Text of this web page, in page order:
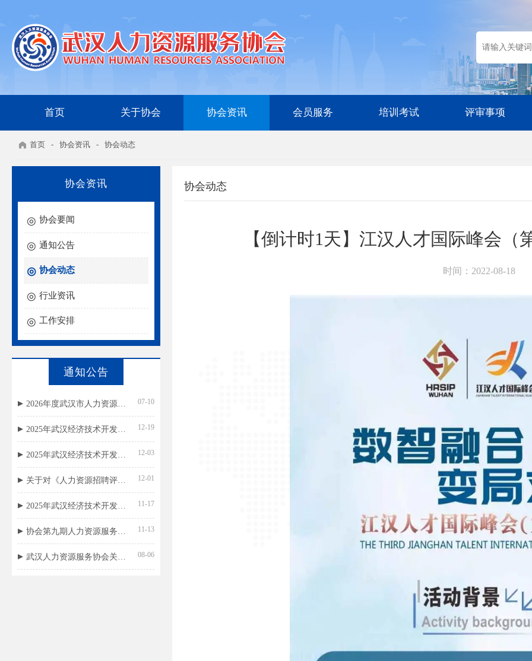
首页 关于协会 协会资讯 会员服务 培训考试 评审事项
首页 - 协会资讯 - 协会动态
协会资讯
协会要闻
通知公告
协会动态
行业资讯
工作安排
通知公告
2026年度武汉市人力资源外包服务等级评价结果公示 07-10
2025年武汉经济技术开发区（汉南区）民政局残疾人就业援助岗位招聘总成绩公示 12-19
2025年武汉经济技术开发区（汉南区）民政局残疾人就业援助岗位笔试成绩公示 12-03
关于对《人力资源招聘评价规范》团体标准公开征求意见的通知 12-01
2025年武汉经济技术开发区（汉南区）民政局残疾人就业援助岗位招聘公告 11-17
协会第九期人力资源服务机构国标宣贯名单公示 11-13
武汉人力资源服务协会关于开展《人力资源招聘评价规范》团体标准立项的公告 08-06
协会动态
【倒计时1天】江汉人才国际峰会（
时间：2022-08-18